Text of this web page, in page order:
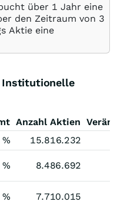
über 1 Jahr eine
den Zeitraum von 3
Aktie eine
Institutionelle
Anzahl Aktien
%
15.816.232
% 8.486.692
% 7.710.015